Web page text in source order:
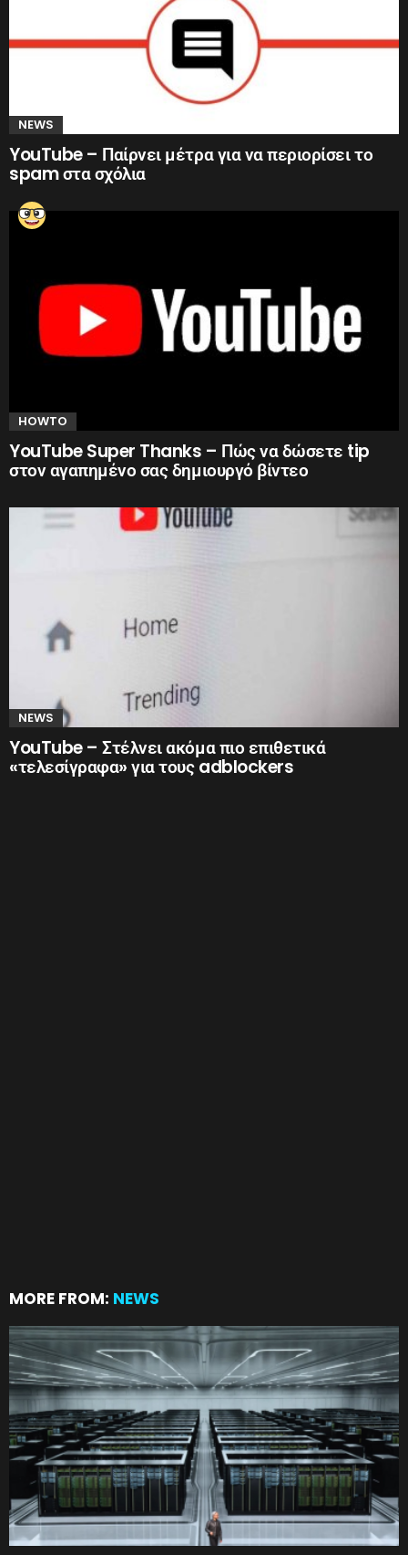
NEWS
YouTube – Παίρνει μέτρα για να περιορίσει το
spam στα σχόλια
HOWTO
YouTube Super Thanks – Πώς να δώσετε tip
στον αγαπημένο σας δημιουργό βίντεο
NEWS
YouTube – Στέλνει ακόμα πιο επιθετικά
«τελεσίγραφα» για τους adblockers
MORE FROM: NEWS